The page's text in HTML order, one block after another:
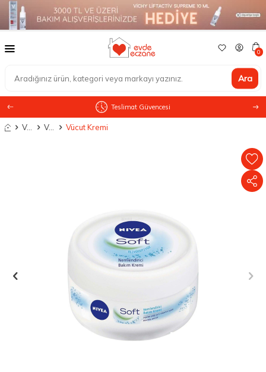
Ara
0
Teslimat Güvencesi
Anasayfa
Vücut Bakımı Vücut Nemlendiriciler Vücut Kremi